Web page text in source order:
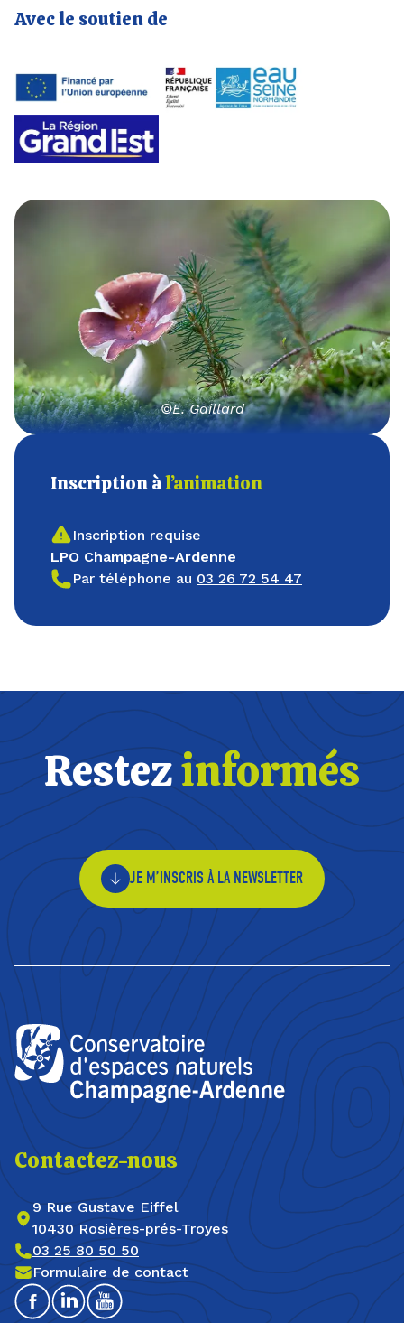
Avec le soutien de
©E. Gaillard
Inscription àl’animation
Inscription requise
LPO Champagne-Ardenne
Par téléphone au 03 26 72 54 47
Restezinformés
JE M’INSCRIS À LA NEWSLETTER
Contactez-nous
9 Rue Gustave Eiffel
10430 Rosières-prés-Troyes
03 25 80 50 50
Formulaire de contact